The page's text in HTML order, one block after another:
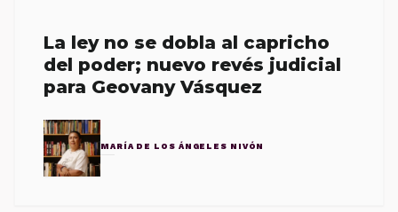
La ley no se dobla al capricho
del poder; nuevo revés judicial
para Geovany Vásquez
MARÍA DE LOS ÁNGELES NIVÓN